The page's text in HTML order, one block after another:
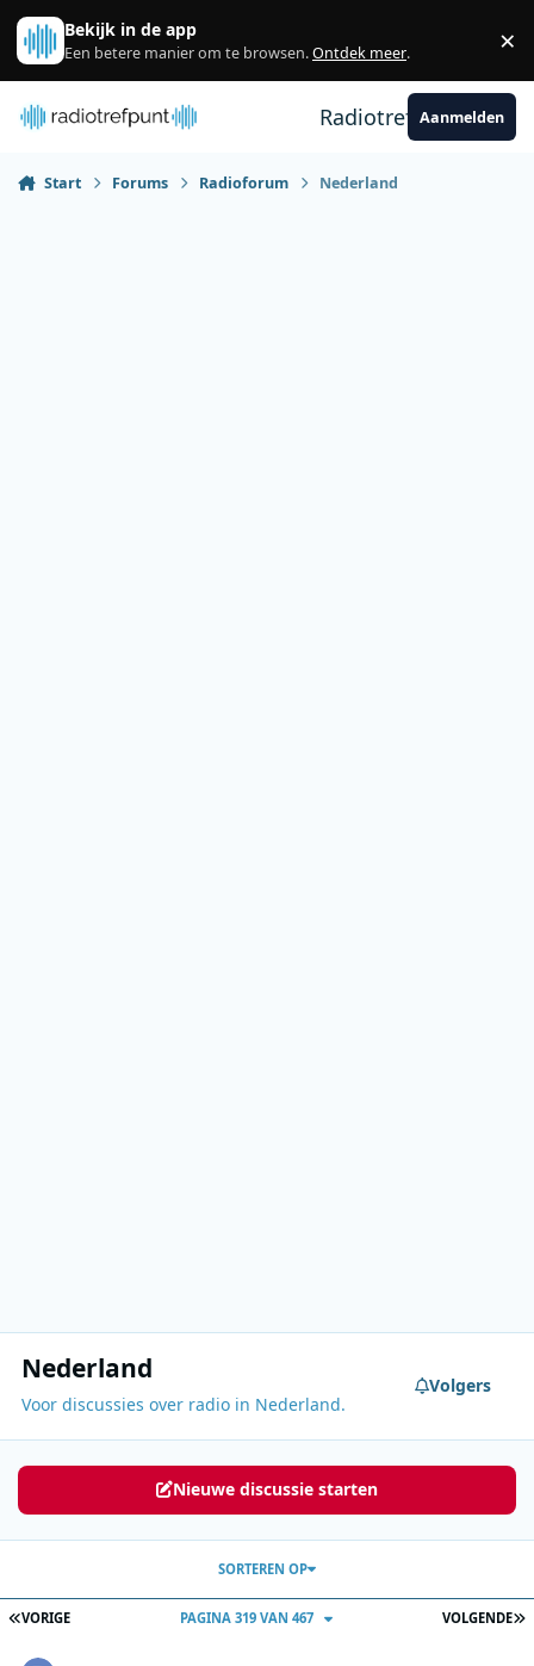
Spring naar bijdragen
Bekijk in de app
Een betere manier om te browsen.Ontdek meer. ×
RadiotrefpuntAanmelden
Start Forums Radioforum Nederland
Nederland
Voor discussies over radio in Nederland.
Volgers
Nieuwe discussie starten
EERSTE PAGINA
VORIGE VOLGENDE
PAGINA 319 VAN 467
SORTEREN OP